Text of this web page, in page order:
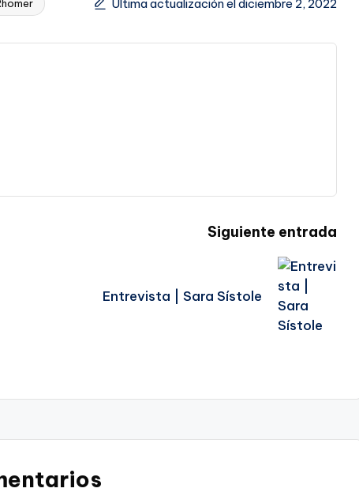
Última actualización el diciembre 2, 2022
Siguiente entrada
Entrevista | Sara Sístole